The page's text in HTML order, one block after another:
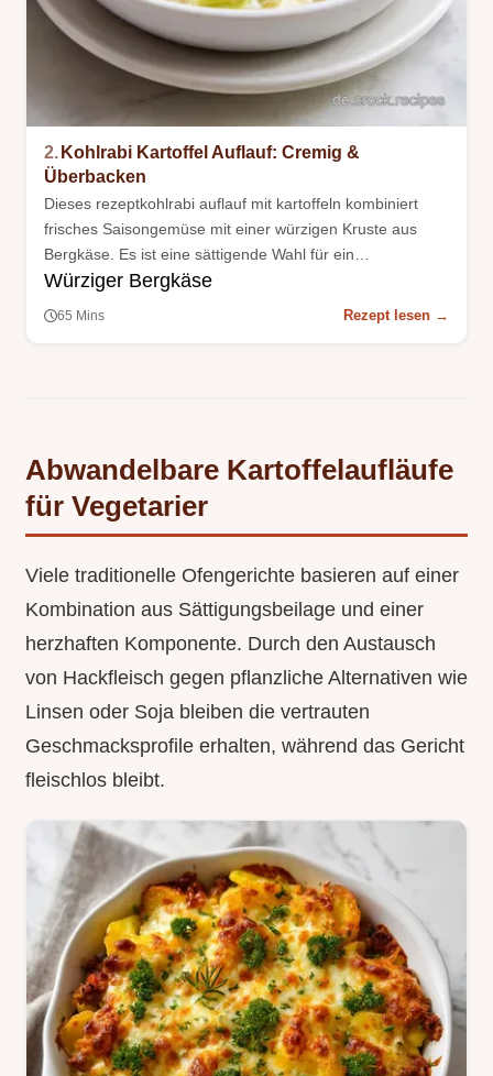
2. Kohlrabi Kartoffel Auflauf: Cremig &
Überbacken
Dieses rezeptkohlrabi auflauf mit kartoffeln kombiniert
frisches Saisongemüse mit einer würzigen Kruste aus
Bergkäse. Es ist eine sättigende Wahl für ein
vegetarisches Familienessen an kalten Tagen.
Würziger Bergkäse
65 Mins Rezept lesen →
Abwandelbare Kartoffelaufläufe
für Vegetarier
Viele traditionelle Ofengerichte basieren auf einer
Kombination aus Sättigungsbeilage und einer
herzhaften Komponente. Durch den Austausch
von Hackfleisch gegen pflanzliche Alternativen wie
Linsen oder Soja bleiben die vertrauten
Geschmacksprofile erhalten, während das Gericht
fleischlos bleibt.